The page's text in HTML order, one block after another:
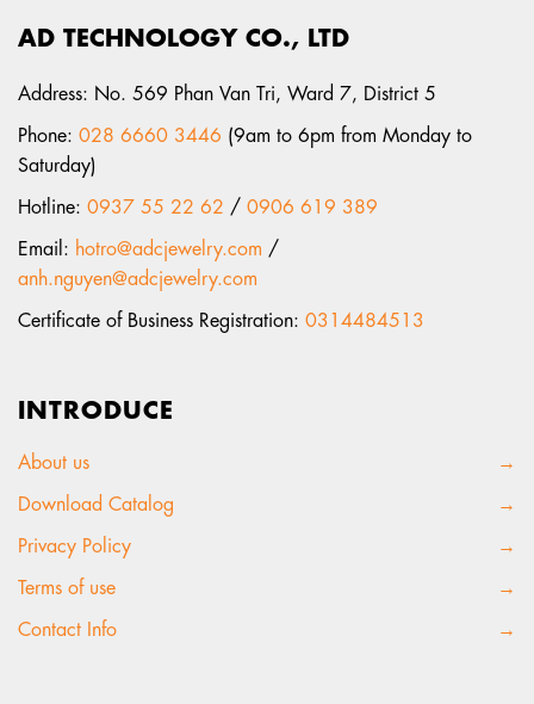
AD TECHNOLOGY CO., LTD
Address: No. 569 Phan Van Tri, Ward 7, District 5
Phone: 028 6660 3446 (9am to 6pm from Monday to
Saturday)
Hotline: 0937 55 22 62 / 0906 619 389
Email: hotro@adcjewelry.com /
anh.nguyen@adcjewelry.com
Certificate of Business Registration: 0314484513
INTRODUCE
About us
→
Download Catalog
→
Privacy Policy
→
Terms of use
→
Contact Info
→